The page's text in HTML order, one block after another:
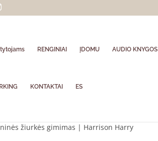
RENGINIAI ĮDOMU AUDIO KNYGOS
KONTAKTAI ES
žiurkės gimimas | Harrison Harry